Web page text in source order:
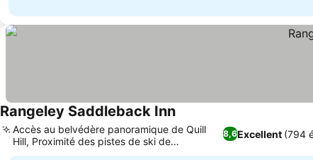
Rangeley Saddleback InnConsulter les prix
8,6Excellent (794
Accès au belvédère panoramique de Quill
Hill, Proximité des pistes de ski de
Saddleback Mountain